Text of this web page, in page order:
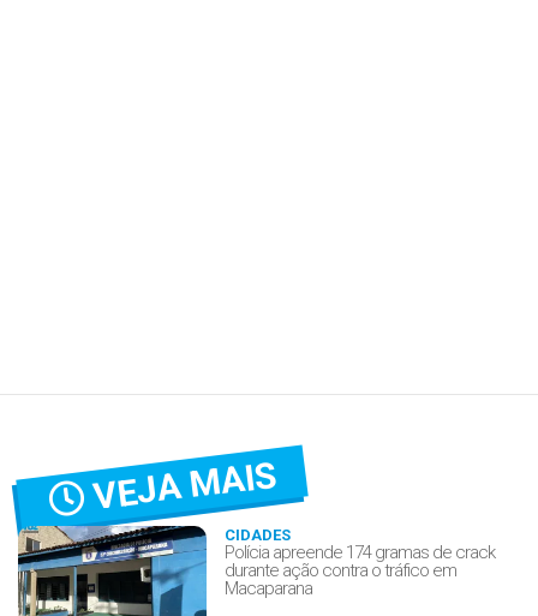
VEJA MAIS
CIDADES
Polícia apreende 174 gramas de crack
durante ação contra o tráfico em
Macaparana